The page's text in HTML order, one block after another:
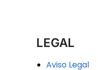
LEGAL
Aviso Legal